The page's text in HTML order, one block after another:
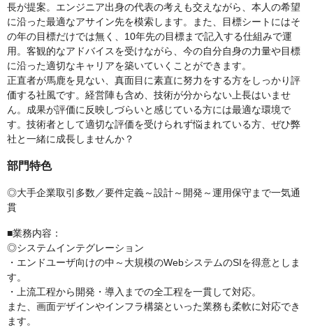
長が提案。エンジニア出身の代表の考えも交えながら、本人の希望
に沿った最適なアサイン先を模索します。また、目標シートにはそ
の年の目標だけでは無く、10年先の目標まで記入する仕組みで運
用。客観的なアドバイスを受けながら、今の自分自身の力量や目標
に沿った適切なキャリアを築いていくことができます。
正直者が馬鹿を見ない、真面目に素直に努力をする方をしっかり評
価する社風です。経営陣も含め、技術が分からない上長はいませ
ん。成果が評価に反映しづらいと感じている方には最適な環境で
す。技術者として適切な評価を受けられず悩まれている方、ぜひ弊
社と一緒に成長しませんか？
部門特色
◎大手企業取引多数／要件定義～設計～開発～運用保守まで一気通
貫
■業務内容：
◎システムインテグレーション
・エンドユーザ向けの中～大規模のWebシステムのSIを得意としま
す。
・上流工程から開発・導入までの全工程を一貫して対応。
また、画面デザインやインフラ構築といった業務も柔軟に対応でき
ます。